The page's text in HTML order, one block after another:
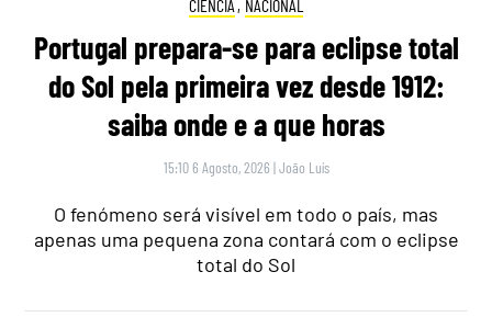
CIÊNCIA , NACIONAL
Portugal prepara-se para eclipse total
do Sol pela primeira vez desde 1912:
saiba onde e a que horas
15:10 6 Agosto, 2026 |João Luís
O fenómeno será visível em todo o país, mas
apenas uma pequena zona contará com o eclipse
total do Sol